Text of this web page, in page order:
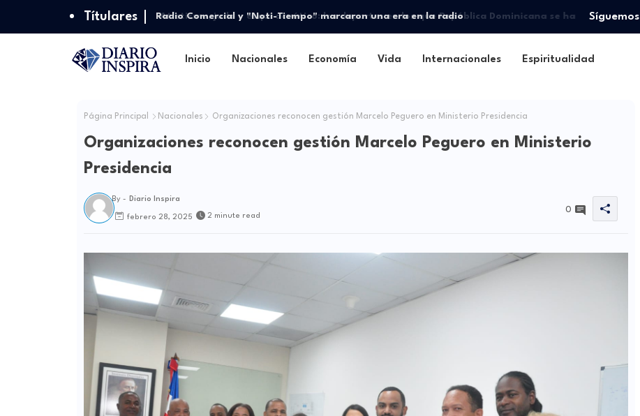
Títulares Radio Comercial y "Noti-Tiempo" marcaron una era en la radio Síguemos
Inicio Nacionales Economía Vida Internacionales Espiritualidad
Página Principal Nacionales Organizaciones reconocen gestión Marcelo Peguero en Ministerio Presidencia
Organizaciones reconocen gestión Marcelo Peguero en Ministerio
Presidencia
By - Diario Inspira
febrero 28, 2025 2 minute read
0